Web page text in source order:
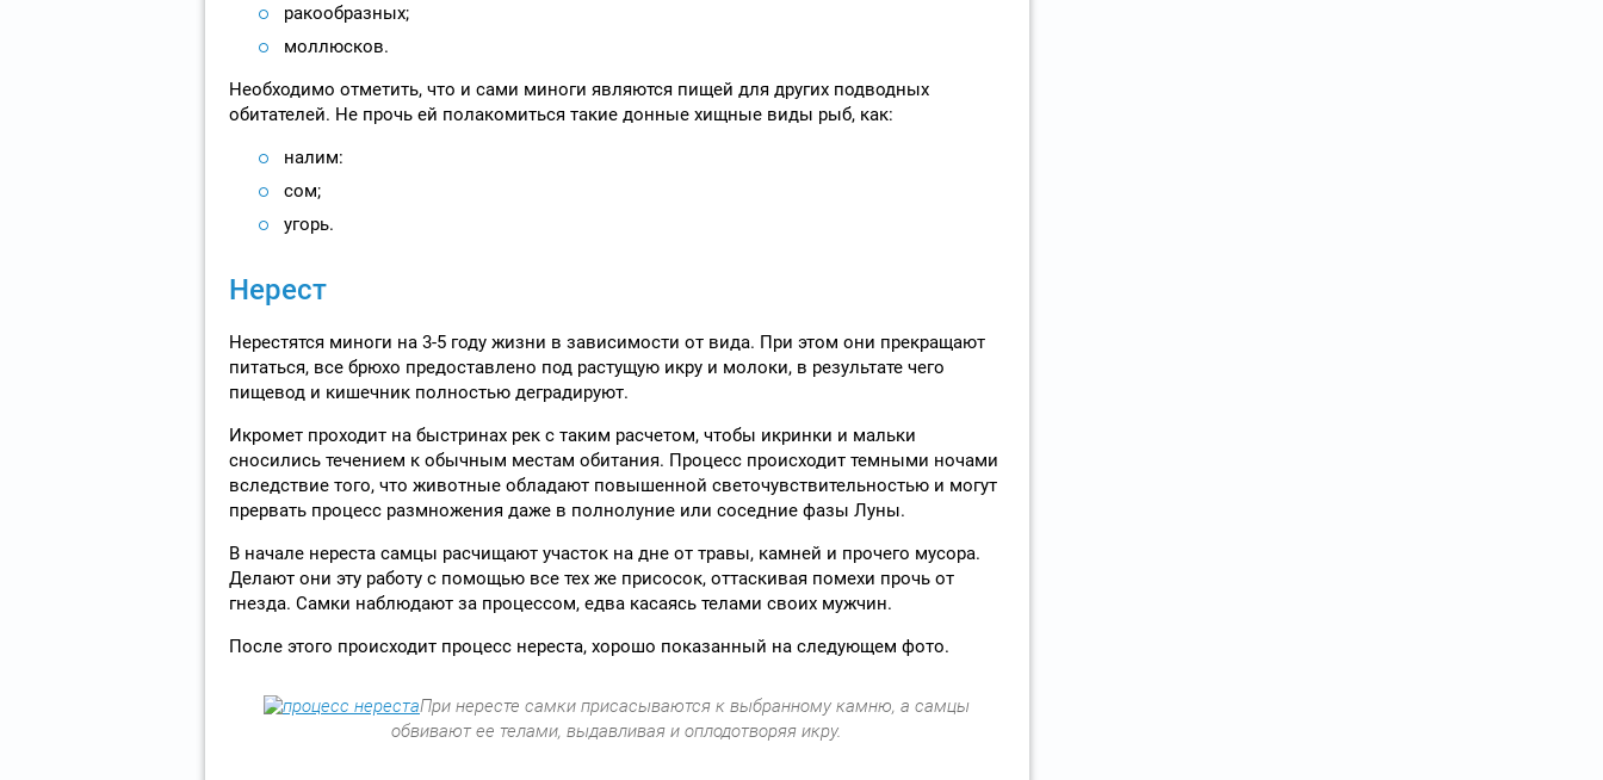
ракообразных;
моллюсков.
Необходимо отметить, что и сами миноги являются пищей для других подводных
обитателей. Не прочь ей полакомиться такие донные хищные виды рыб, как:
налим:
сом;
угорь.
Нерест
Нерестятся миноги на 3-5 году жизни в зависимости от вида. При этом они прекращают
питаться, все брюхо предоставлено под растущую икру и молоки, в результате чего
пищевод и кишечник полностью деградируют.
Икромет проходит на быстринах рек с таким расчетом, чтобы икринки и мальки
сносились течением к обычным местам обитания. Процесс происходит темными ночами
вследствие того, что животные обладают повышенной светочувствительностью и могут
прервать процесс размножения даже в полнолуние или соседние фазы Луны.
В начале нереста самцы расчищают участок на дне от травы, камней и прочего мусора.
Делают они эту работу с помощью все тех же присосок, оттаскивая помехи прочь от
гнезда. Самки наблюдают за процессом, едва касаясь телами своих мужчин.
После этого происходит процесс нереста, хорошо показанный на следующем фото.
При нересте самки присасываются к выбранному камню, а самцы
обвивают ее телами, выдавливая и оплодотворяя икру.